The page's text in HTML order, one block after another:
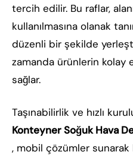
tercih edilir. Bu raflar,
kullanılmasına olanak
düzenli bir şekilde
zamanda ürünlerin kolay
sağlar.
Taşınabilirlik ve hızlı
Konteyner Soğuk Hava
, mobil çözümler